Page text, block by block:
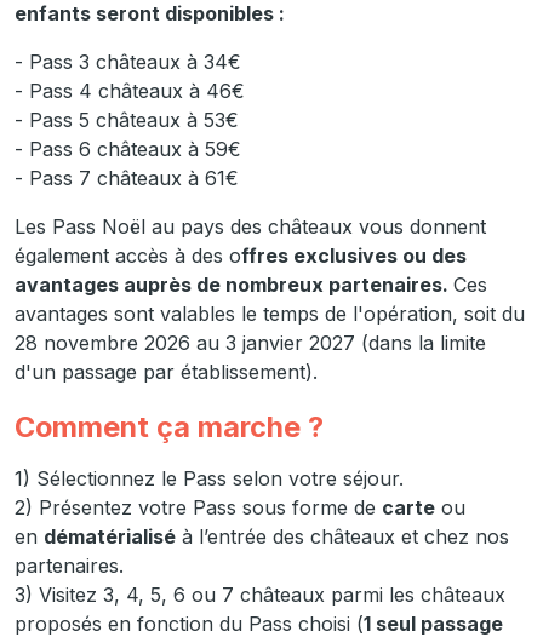
enfants seront disponibles :
- Pass 3 châteaux à 34€
- Pass 4 châteaux à 46€
- Pass 5 châteaux à 53€
- Pass 6 châteaux à 59€
- Pass 7 châteaux à 61€
Les Pass Noël au pays des châteaux vous donnent
également accès à des offres exclusives ou des
avantages auprès de nombreux partenaires. Ces
avantages sont valables le temps de l'opération, soit du
28 novembre 2026 au 3 janvier 2027 (dans la limite
d'un passage par établissement).
Comment ça marche ?
1) Sélectionnez le Pass selon votre séjour.
2) Présentez votre Pass sous forme de carte ou
en dématérialisé à l’entrée des châteaux et chez nos
partenaires.
3) Visitez 3, 4, 5, 6 ou 7 châteaux parmi les châteaux
proposés en fonction du Pass choisi (1 seul passage